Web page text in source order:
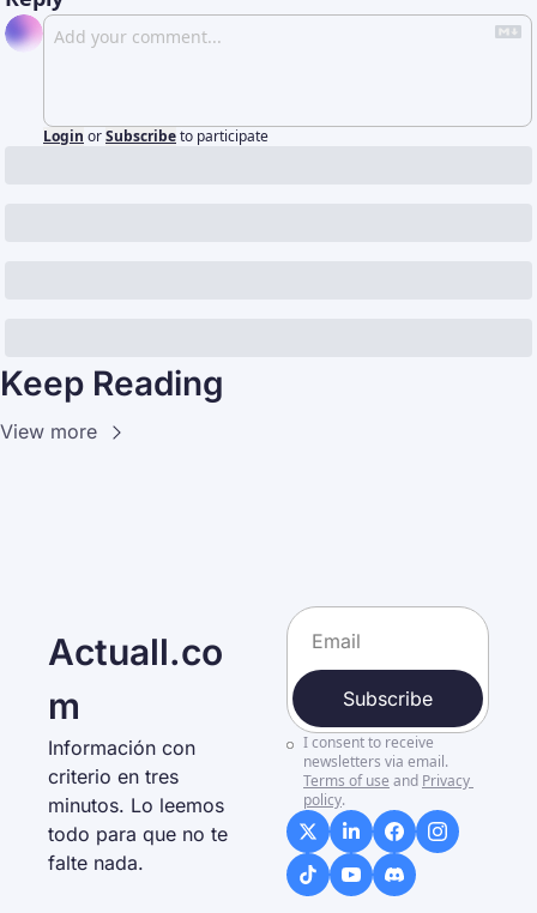
Login orSubscribeto participate
Keep Reading
View more
Actuall.co
m
Información con
criterio en tres
minutos. Lo leemos
todo para que no te
falte nada.
Subscribe
I consent to receive
newsletters via email.
Terms of use and Privacy
policy.